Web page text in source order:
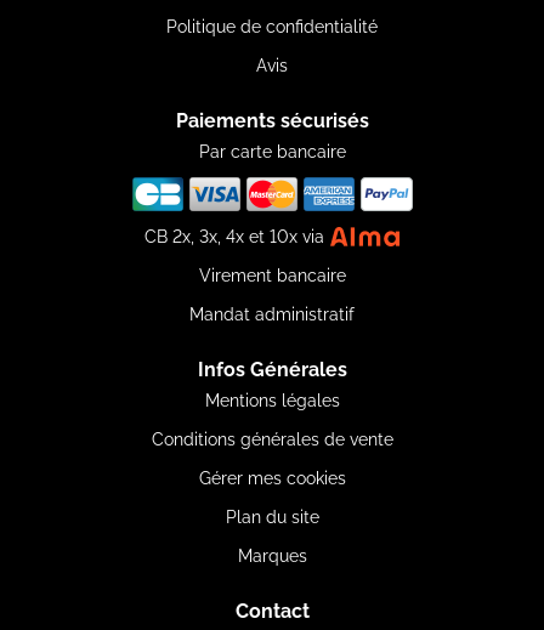
Politique de confidentialité
Avis
Paiements sécurisés
Par carte bancaire
CB 2x, 3x, 4x et 10x via
Virement bancaire
Mandat administratif
Infos Générales
Mentions légales
Conditions générales de vente
Gérer mes cookies
Plan du site
Marques
Contact